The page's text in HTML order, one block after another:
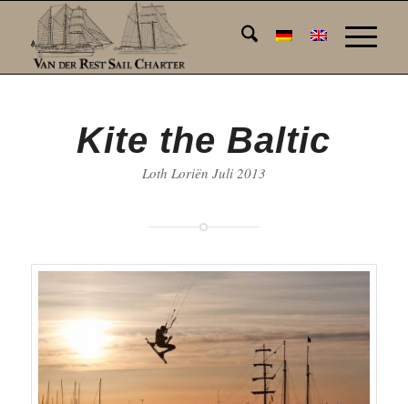
Kite the Baltic
Loth Loriën Juli 2013